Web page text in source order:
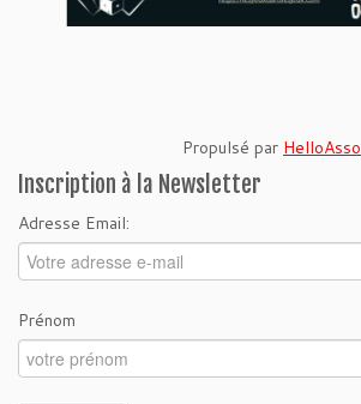
Propulsé par HelloAsso
Inscription à la Newsletter
Adresse Email:
Prénom